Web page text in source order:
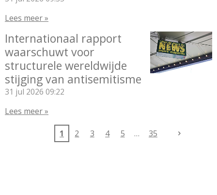
Lees meer »
Internationaal rapport
waarschuwt voor
structurele wereldwijde
stijging van antisemitisme
31 jul 2026 09:22
Lees meer »
1 2 3 4 5 35